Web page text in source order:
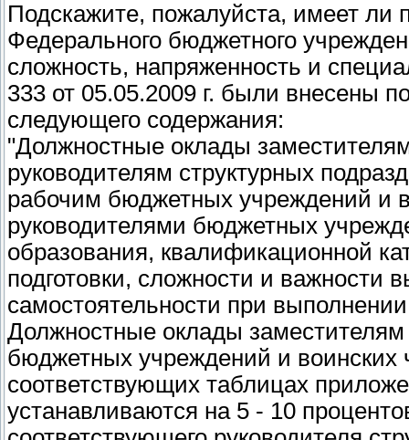
Подскажите, пожалуйста, имеет ли
Федерального бюджетного
сложность, напряженность и
333 от 05.05.2009 г. были внесены
следующего содержания:
"Должностные оклады
руководителям структурных
рабочим бюджетных учреждений и
руководителями бюджетных
образования, квалификационной
подготовки, сложности и важности
самостоятельности при
Должностные оклады заместителям
бюджетных учреждений и воинских
соответствующих таблицах
устанавливаются на 5 - 10